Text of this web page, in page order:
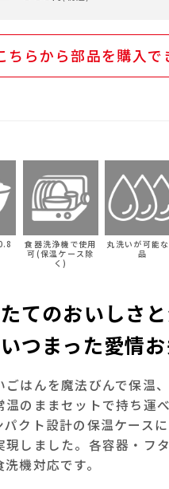
ちらから部品を購入で
食器洗浄機で使用
可(保温ケース除
く)
丸洗いが可能
品
てのおいしさ
つまった愛情
ごはんを魔法びんで保温
温のままセットで持ち運
パクト設計の保温ケース
現しました。各容器・フ
機対応です。